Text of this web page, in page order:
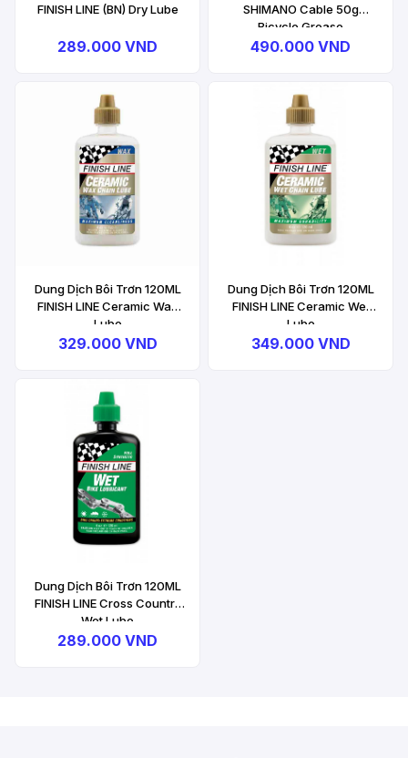
FINISH LINE (BN) Dry Lube
289.000 VND
SHIMANO Cable 50g
Bicycle Grease
490.000 VND
Dung Dịch Bôi Trơn 120ML
FINISH LINE Ceramic Wax
Lube
329.000 VND
Dung Dịch Bôi Trơn 120ML
FINISH LINE Ceramic Wet
Lube
349.000 VND
Dung Dịch Bôi Trơn 120ML
FINISH LINE Cross Country
Wet Lube
289.000 VND